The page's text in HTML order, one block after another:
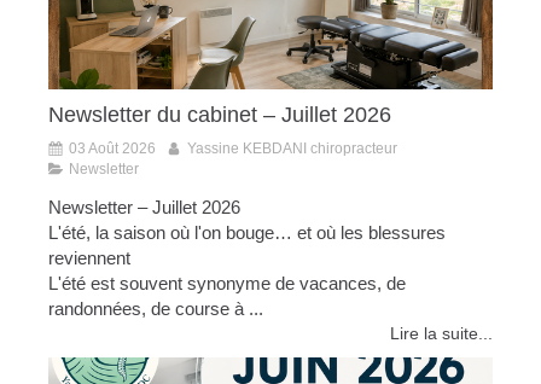
Newsletter du cabinet – Juillet 2026
03 Août 2026
Yassine KEBDANI chiropracteur
Newsletter
Newsletter – Juillet 2026
L'été, la saison où l'on bouge… et où les blessures
reviennent
L'été est souvent synonyme de vacances, de
randonnées, de course à ...
Lire la suite...